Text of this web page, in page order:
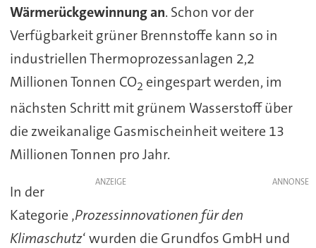
Wärmerückgewinnung an. Schon vor der
Verfügbarkeit grüner Brennstoffe kann so in
industriellen Thermoprozessanlagen 2,2
Millionen Tonnen CO2 eingespart werden, im
nächsten Schritt mit grünem Wasserstoff über
die zweikanalige Gasmischeinheit weitere 13
Millionen Tonnen pro Jahr.
ANZEIGE
In der
Kategorie ‚Prozessinnovationen für den
Klimaschutz‘ wurden die Grundfos GmbH und